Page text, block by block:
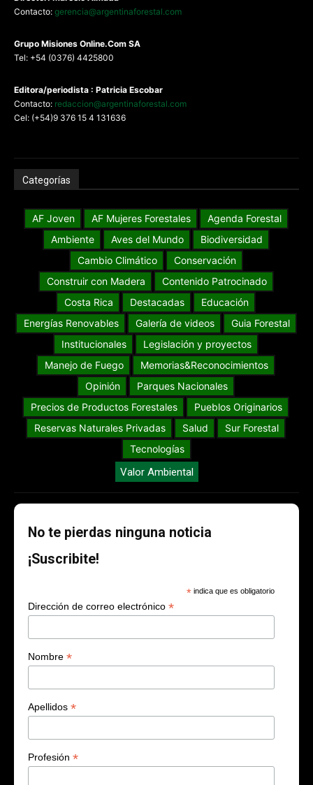
Contacto: gerencia@argentinaforestal.com
Grupo Misiones Online.Com SA
Tel: +54 (0376) 4425800
Editora/periodista : Patricia Escobar
Contacto: redaccion@argentinaforestal.com
Cel: (+54)9 376 15 4 131636
Categorías
AF Joven AF Mujeres Forestales
Agenda Forestal
Ambiente
Aves del Mundo
Biodiversidad
Cambio Climático
Conservación
Construir con Madera
Contenido Patrocinado
Costa Rica
Destacadas
Educación
Energías Renovables
Galería de videos
Guia Forestal
Institucionales
Legislación y proyectos
Manejo de Fuego
Memorias&Reconocimientos
Opinión
Parques Nacionales
Precios de Productos Forestales
Pueblos Originarios
Reservas Naturales Privadas
Salud
Sur Forestal
Tecnologías
Valor Ambiental
No te pierdas ninguna noticia
¡Suscribite!
* indica que es obligatorio
Dirección de correo electrónico *
Nombre *
Apellidos *
Profesión *